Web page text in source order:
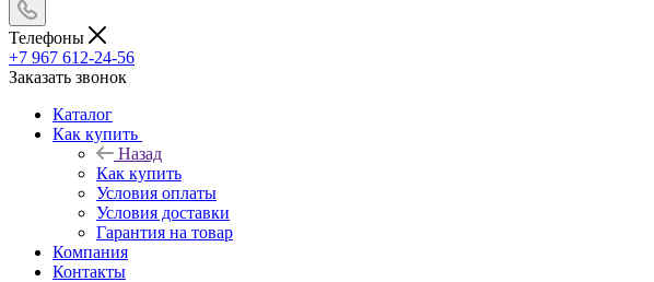
Телефоны
+7 967 612-24-56
Заказать звонок
Каталог
Как купить
Назад
Как купить
Условия оплаты
Условия доставки
Гарантия на товар
Компания
Контакты